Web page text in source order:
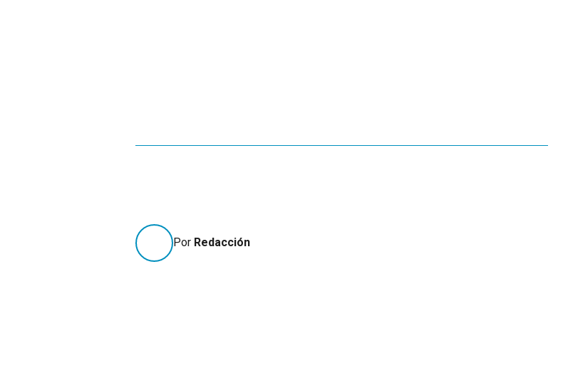
Por Redacción